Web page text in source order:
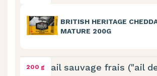
BRITISH HERITAGE
MATURE 200G
200 g ail sauvage frais ("ail